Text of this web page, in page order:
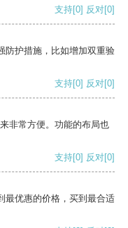
支持[0] 反对[0]
防护措施，比如增加双重验
支持[0] 反对[0]
非常方便。功能的布局也
支持[0] 反对[0]
最优惠的价格，买到最合适